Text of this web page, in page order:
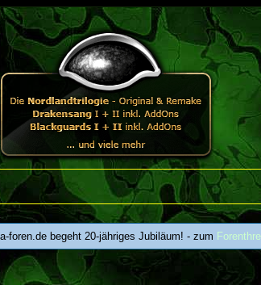
foren.de begeht 20-jähriges Jubiläum! - zum